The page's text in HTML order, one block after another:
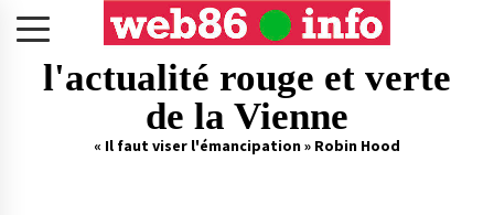
l'actualité rouge et verte
de la Vienne
« Il faut viser l'émancipation » Robin Hood